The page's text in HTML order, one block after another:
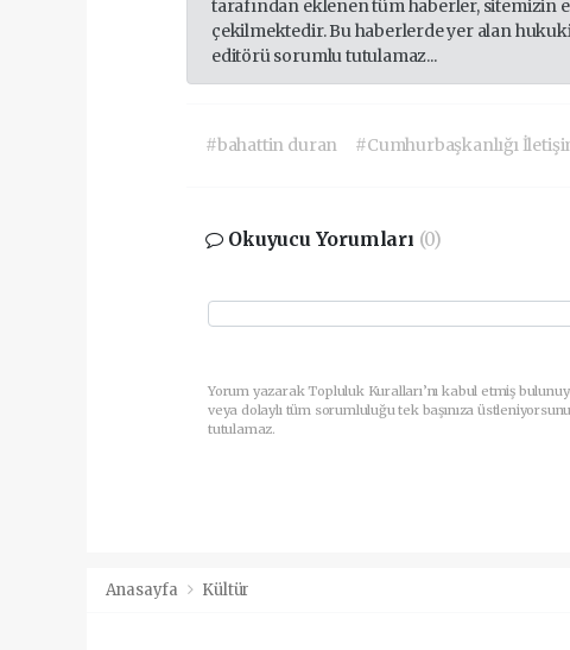
tarafından eklenen tüm haberler, sitemizin
çekilmektedir. Bu haberlerde yer alan
editörü sorumlu tutulamaz...
#bahattin duran #Cumhurbaşkanlığı
Okuyucu Yorumları (0)
Yorum yazarak Topluluk Kuralları’nı kabul etmiş
veya dolaylı tüm sorumluluğu tek başınıza
tutulamaz.
Anasayfa Kültür